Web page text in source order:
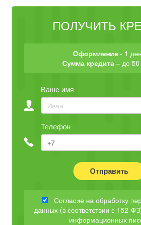
ПОЛУЧИТЬ
Оформление- 1
Сумма кредита– до 50
Ваше имя
Телефон
Отправить
Согласие на обработку
данных (в соответствии с 152-
информационных